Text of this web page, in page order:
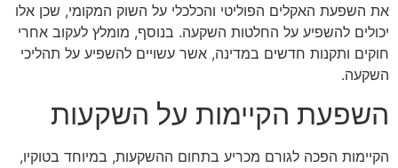
את השפעת האקלים הפוליטי והכלכלי על השוק המקומי, שכן אלו
יכולים להשפיע על החלטות השקעה. בנוסף, מומלץ לעקוב אחרי
חוקים ותקנות חדשים במדינה, אשר עשויים להשפיע על תהליכי
השקעה.
השפעת הקיימות על השקעות
הקיימות הפכה לגורם מכריע בתחום ההשקעות, במיוחד בטוקיו,